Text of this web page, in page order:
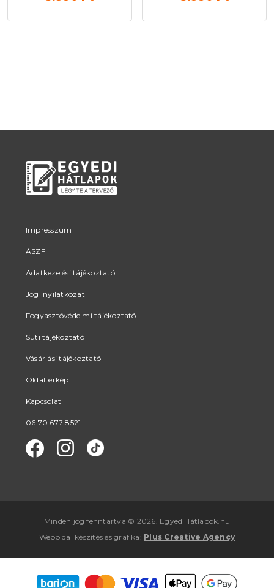
Impresszum
ÁSZF
Adatkezelési tájékoztató
Jogi nyilatkozat
Fogyasztóvédelmi tájékoztató
Süti tájékoztató
Vásárlási tájékoztató
Oldaltérkép
Kapcsolat
06 70 677 8521
Minden jog fenntartva © 2026. EgyediHátlapok.hu
Weboldal készítés ésgrafika : Plus Creative Agency